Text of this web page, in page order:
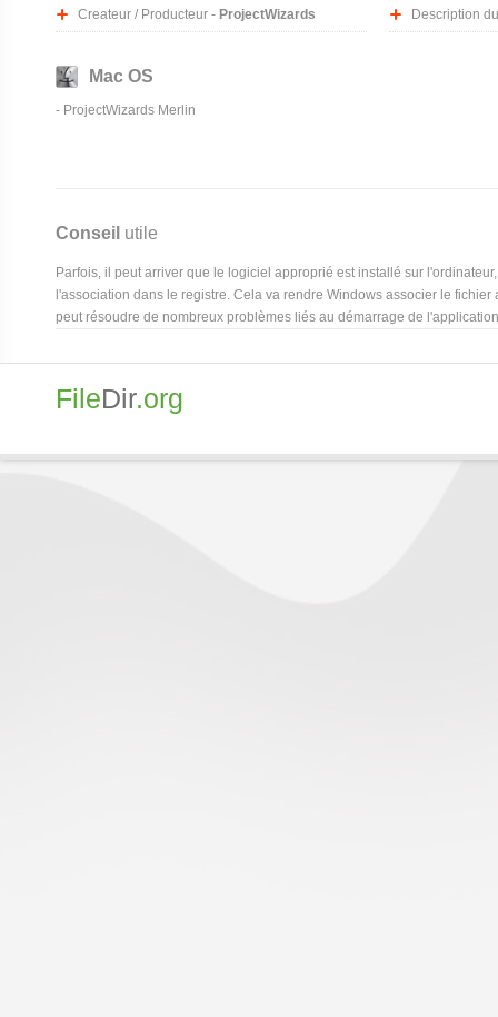
Createur / Producteur - ProjectWizards Description
Mac OS
- ProjectWizards Merlin
Conseil utile
Parfois, il peut arriver que le logiciel approprié est installé sur
l'association dans le registre. Cela va rendre Windows associer le
peut résoudre de nombreux problèmes liés au démarrage de
FileDir.org